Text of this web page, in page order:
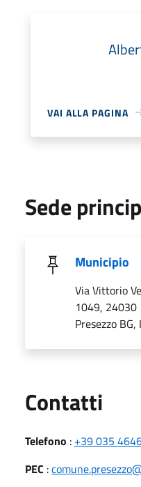
VAI ALLA PAGINA
Sede
Municipio
Via Vittorio
1049, 24030
Presezzo
Contatti
Telefono : +39 035
PEC :